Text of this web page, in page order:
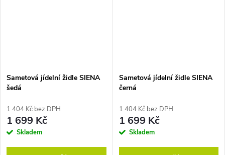
Sametová jídelní židle SIENA
šedá
1 404 Kč bez DPH
1 699 Kč
Skladem
Sametová jídelní židle SIENA
černá
1 404 Kč bez DPH
1 699 Kč
Skladem